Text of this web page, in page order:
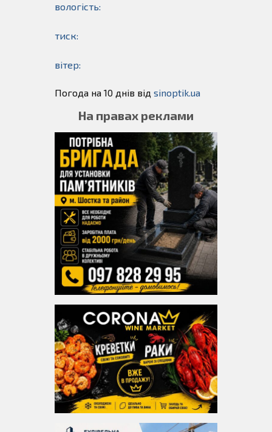
вологість:
тиск:
вітер:
Погода на 10 днів від sinoptik.ua
На правах реклами